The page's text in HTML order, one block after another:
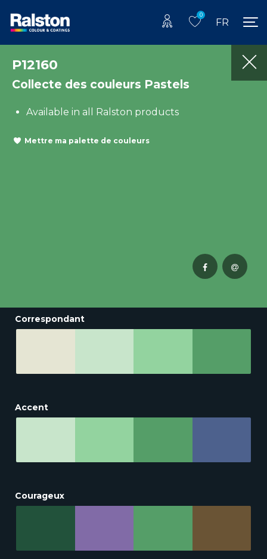
0
FR
P12160
Collecte des couleurs Pastels
Available in all Ralston products
Mettre ma palette de couleurs
Correspondant
Accent
Courageux